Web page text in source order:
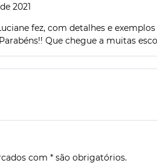
2021
fez, com detalhes e
Que chegue a muitas
com * são obrigatórios.